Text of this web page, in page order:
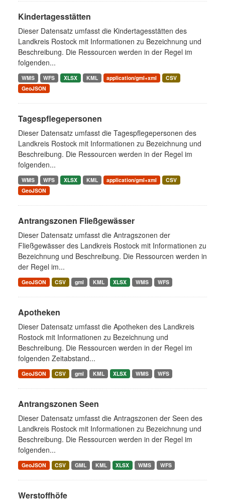
Kindertagesstätten
Dieser Datensatz umfasst die Kindertagesstätten des
Landkreis Rostock mit Informationen zu Bezeichnung und
Beschreibung. Die Ressourcen werden in der Regel im
folgenden...
WMS WFS XLSX KML application/gml+xml
CSV
GeoJSON
Tagespflegepersonen
Dieser Datensatz umfasst die Tagespflegepersonen des
Landkreis Rostock mit Informationen zu Bezeichnung und
Beschreibung. Die Ressourcen werden in der Regel im
folgenden...
WMS WFS XLSX KML application/gml+xml
CSV
GeoJSON
Antrangszonen Fließgewässer
Dieser Datensatz umfasst die Antragszonen der
Fließgewässer des Landkreis Rostock mit Informationen zu
Bezeichnung und Beschreibung. Die Ressourcen werden in
der Regel im...
GeoJSON CSV gml KML XLSX WMS WFS
Apotheken
Dieser Datensatz umfasst die Apotheken des Landkreis
Rostock mit Informationen zu Bezeichnung und
Beschreibung. Die Ressourcen werden in der Regel im
folgenden Zeitabstand...
GeoJSON CSV gml KML XLSX WMS WFS
Antrangszonen Seen
Dieser Datensatz umfasst die Antragszonen der Seen des
Landkreis Rostock mit Informationen zu Bezeichnung und
Beschreibung. Die Ressourcen werden in der Regel im
folgenden...
GeoJSON CSV GML KML XLSX WMS WFS
Werstoffhöfe